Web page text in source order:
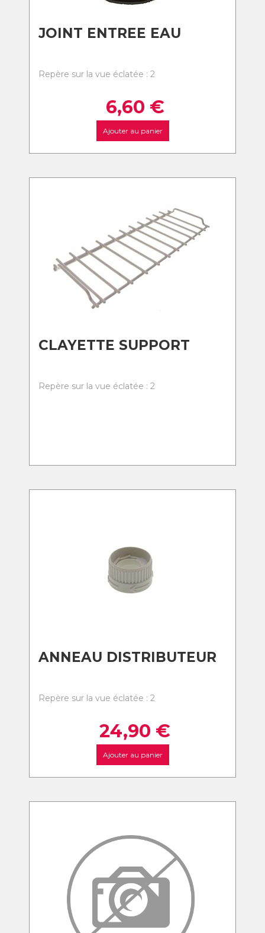
JOINT ENTREE EAU
Repère sur la vue éclatée : 2
6,60 €
Ajouter au panier
CLAYETTE SUPPORT
Repère sur la vue éclatée : 2
ANNEAU DISTRIBUTEUR
Repère sur la vue éclatée : 2
24,90 €
Ajouter au panier